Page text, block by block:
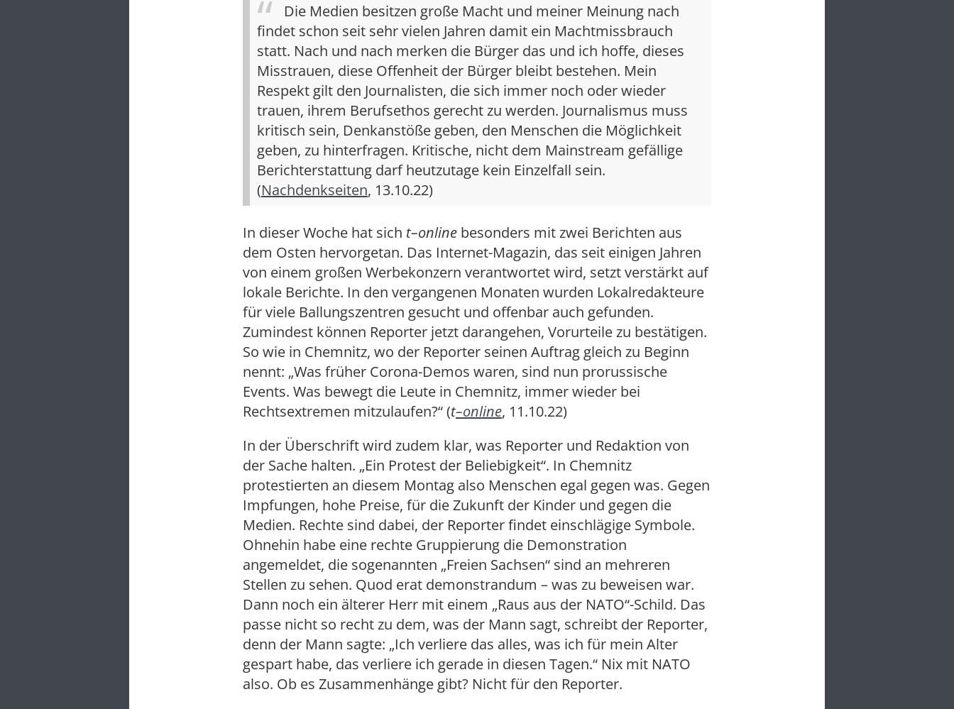
Die Medien besitzen große Macht und meiner Meinung nach
findet schon seit sehr vielen Jahren damit ein Machtmissbrauch
statt. Nach und nach merken die Bürger das und ich hoffe, dieses
Misstrauen, diese Offenheit der Bürger bleibt bestehen. Mein
Respekt gilt den Journalisten, die sich immer noch oder wieder
trauen, ihrem Berufsethos gerecht zu werden. Journalismus muss
kritisch sein, Denkanstöße geben, den Menschen die Möglichkeit
geben, zu hinterfragen. Kritische, nicht dem Mainstream gefällige
Berichterstattung darf heutzutage kein Einzelfall sein.
(Nachdenkseiten, 13.10.22)
In dieser Woche hat sich t–online besonders mit zwei Berichten aus
dem Osten hervorgetan. Das Internet-Magazin, das seit einigen Jahren
von einem großen Werbekonzern verantwortet wird, setzt verstärkt auf
lokale Berichte. In den vergangenen Monaten wurden Lokalredakteure
für viele Ballungszentren gesucht und offenbar auch gefunden.
Zumindest können Reporter jetzt darangehen, Vorurteile zu bestätigen.
So wie in Chemnitz, wo der Reporter seinen Auftrag gleich zu Beginn
nennt: „Was früher Corona-Demos waren, sind nun prorussische
Events. Was bewegt die Leute in Chemnitz, immer wieder bei
Rechtsextremen mitzulaufen?“ (t–online, 11.10.22)
In der Überschrift wird zudem klar, was Reporter und Redaktion von
der Sache halten. „Ein Protest der Beliebigkeit“. In Chemnitz
protestierten an diesem Montag also Menschen egal gegen was. Gegen
Impfungen, hohe Preise, für die Zukunft der Kinder und gegen die
Medien. Rechte sind dabei, der Reporter findet einschlägige Symbole.
Ohnehin habe eine rechte Gruppierung die Demonstration
angemeldet, die sogenannten „Freien Sachsen“ sind an mehreren
Stellen zu sehen. Quod erat demonstrandum – was zu beweisen war.
Dann noch ein älterer Herr mit einem „Raus aus der NATO“-Schild. Das
passe nicht so recht zu dem, was der Mann sagt, schreibt der Reporter,
denn der Mann sagte: „Ich verliere das alles, was ich für mein Alter
gespart habe, das verliere ich gerade in diesen Tagen.“ Nix mit NATO
also. Ob es Zusammenhänge gibt? Nicht für den Reporter.